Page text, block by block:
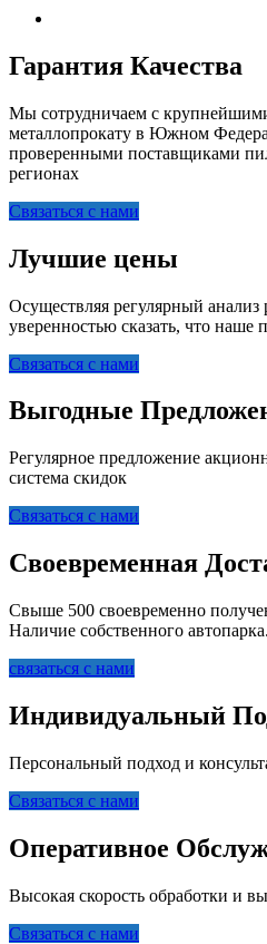
Гарантия Качества
Мы сотрудничаем с
металлопрокату в Южном
проверенными поставщиками
регионах
Связаться с нами
Лучшие цены
Осуществляя регулярный
уверенностью сказать, что
Связаться с нами
Выгодные
Регулярное предложение
система скидок
Связаться с нами
Своевременная
Свыше 500 своевременно
Наличие собственного автопарка.
связаться с нами
Индивидуальный
Персональный подход и
Связаться с нами
Оперативное
Высокая скорость обработки и
Связаться с нами